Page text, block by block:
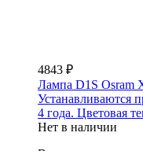
4843 ₽
Лампа D1S Osram
Устанавливаются
4 года. Цветовая
Нет в наличии